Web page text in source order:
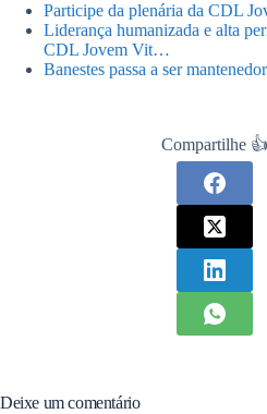
Participe da plenária da CDL
Liderança humanizada e alta
CDL Jovem Vit…
Banestes passa a ser
Compartilhe 👍
Deixe um comentário